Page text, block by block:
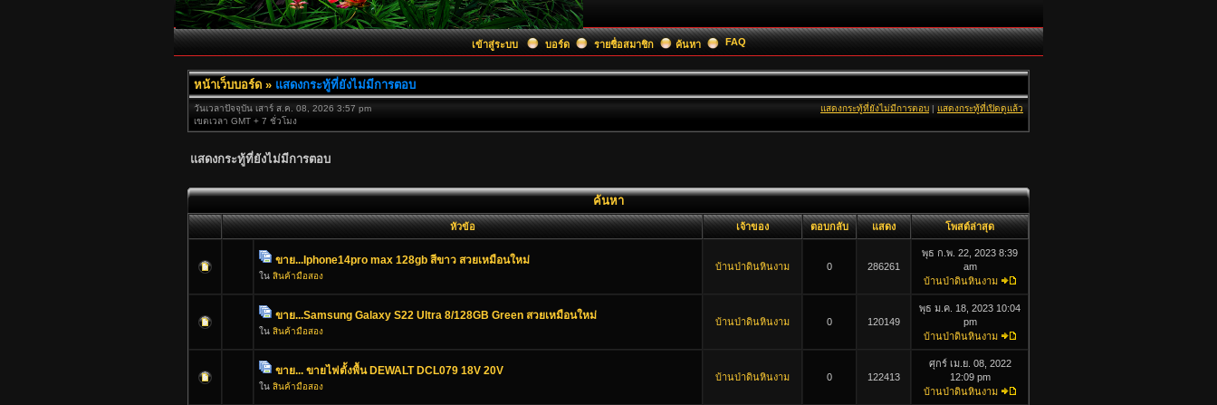
เข้าสู่ระบบ บอร์ด รายชื่อสมาชิก ค้นหา FAQ
หน้าเว็บบอร์ด » แสดงกระทู้ที่ยังไม่มีการตอบ
วันเวลาปัจจุบัน เสาร์ ส.ค. 08, 2026 3:57 pm
เขตเวลา GMT + 7 ชั่วโมง
แสดงกระทู้ที่ยังไม่มีการตอบ | แสดงกระทู้ที่เปิดดูแล้ว
แสดงกระทู้ที่ยังไม่มีการตอบ
ค้นหา
หัวข้อ เจ้าของ ตอบกลับ แสดง โพสต์ล่าสุด
ขาย...Iphone14pro max 128gb สีขาว สวยเหมือนใหม่
ใน สินค้ามือสอง
บ้านป่าดินหินงาม 0 286261
พุธ ก.พ. 22, 2023 8:39
am
บ้านป่าดินหินงาม
ขาย...Samsung Galaxy S22 Ultra 8/128GB Green สวยเหมือนใหม่
ใน สินค้ามือสอง
บ้านป่าดินหินงาม 0 120149
พุธ ม.ค. 18, 2023 10:04
pm
บ้านป่าดินหินงาม
ขาย... ขายไฟตั้งพื้น DEWALT DCL079 18V 20V
ใน สินค้ามือสอง
บ้านป่าดินหินงาม 0 122413
ศุกร์ เม.ย. 08, 2022
12:09 pm
บ้านป่าดินหินงาม